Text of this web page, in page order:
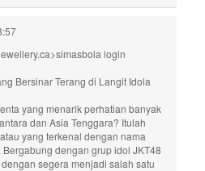
login
Bersinar Terang di Langit Idola
yang menarik perhatian banyak
dan Asia Tenggara? Itulah
yang terkenal dengan nama
dengan grup idol JKT48
segera menjadi salah satu